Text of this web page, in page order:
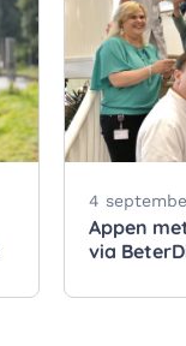
4
Appen
via